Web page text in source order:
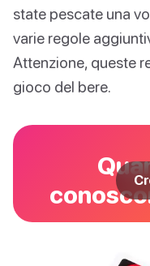
state pescate una
varie regole
Attenzione, queste
gioco del bere.